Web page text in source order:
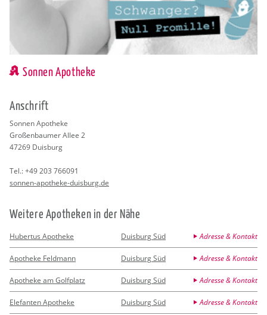
Sonnen Apotheke
An­schrift
Son­nen Apo­the­ke
Gro­ßen­bau­mer Allee 2
47269 Duis­burg
Tel.:+49 203 766091
son­nen-apo­the­ke-duis­burg.de
Wei­te­re Apo­the­ken in der Nähe
Hubertus Apotheke Duisburg Süd Adresse & Kontakt
Apotheke Feldmann Duisburg Süd Adresse & Kontakt
Apotheke am Golfplatz Duisburg Süd Adresse & Kontakt
Elefanten Apotheke Duisburg Süd Adresse & Kontakt